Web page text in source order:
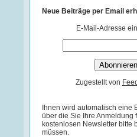
Neue Beiträge per Email
E-Mail-Adresse
Zugestellt von
Ihnen wird automatisch eine
über die Sie Ihre Anmeldung
kostenlosen Newsletter bitte
müssen.